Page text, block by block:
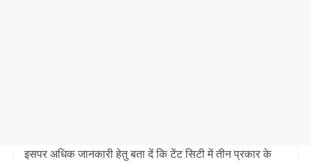
इसपर अधिक जानकारी हेतु बता दें कि टेंट सिटी में तीन प्रकार के